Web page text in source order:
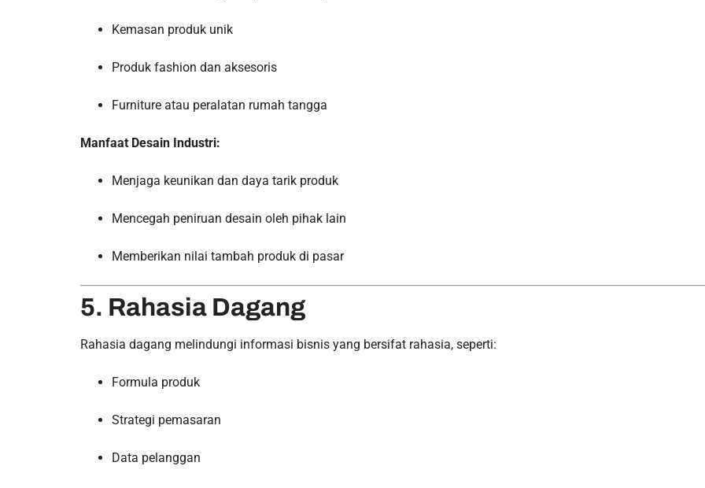
Kemasan produk unik
Produk fashion dan aksesoris
Furniture atau peralatan rumah tangga
Manfaat Desain Industri:
Menjaga keunikan dan daya tarik produk
Mencegah peniruan desain oleh pihak lain
Memberikan nilai tambah produk di pasar
5. Rahasia Dagang
Rahasia dagang melindungi informasi bisnis yang bersifat rahasia, seperti:
Formula produk
Strategi pemasaran
Data pelanggan